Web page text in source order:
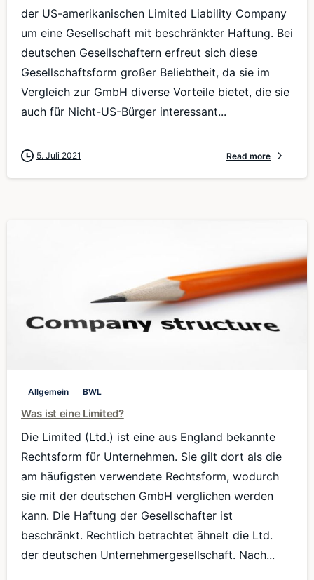
der US-amerikanischen Limited Liability Company
um eine Gesellschaft mit beschränkter Haftung. Bei
deutschen Gesellschaftern erfreut sich diese
Gesellschaftsform großer Beliebtheit, da sie im
Vergleich zur GmbH diverse Vorteile bietet, die sie
auch für Nicht-US-Bürger interessant...
5. Juli 2021 Read more
Allgemein BWL
Was ist eine Limited?
Die Limited (Ltd.) ist eine aus England bekannte
Rechtsform für Unternehmen. Sie gilt dort als die
am häufigsten verwendete Rechtsform, wodurch
sie mit der deutschen GmbH verglichen werden
kann. Die Haftung der Gesellschafter ist
beschränkt. Rechtlich betrachtet ähnelt die Ltd.
der deutschen Unternehmergesellschaft. Nach...